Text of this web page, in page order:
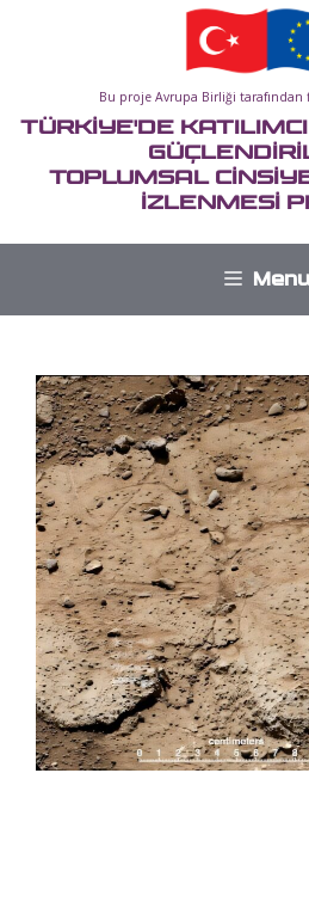
Bu proje Avrupa Birliği
TÜRKİYE'DE
TOPLUMSAL
İZLENMESİ
Menu